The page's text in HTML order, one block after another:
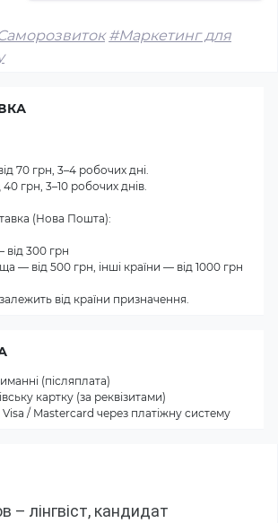
#Маркетинг для
– лінгвіст, кандидат
70 грн, 3–4 робочих дні.
грн, 3–10 робочих днів.
(Нова Пошта):
від 300 грн
— від 500 грн, інші країни — від 1000 грн
від країни призначення.
(післяплата)
картку (за реквізитами)
/ Mastercard через платіжну систему